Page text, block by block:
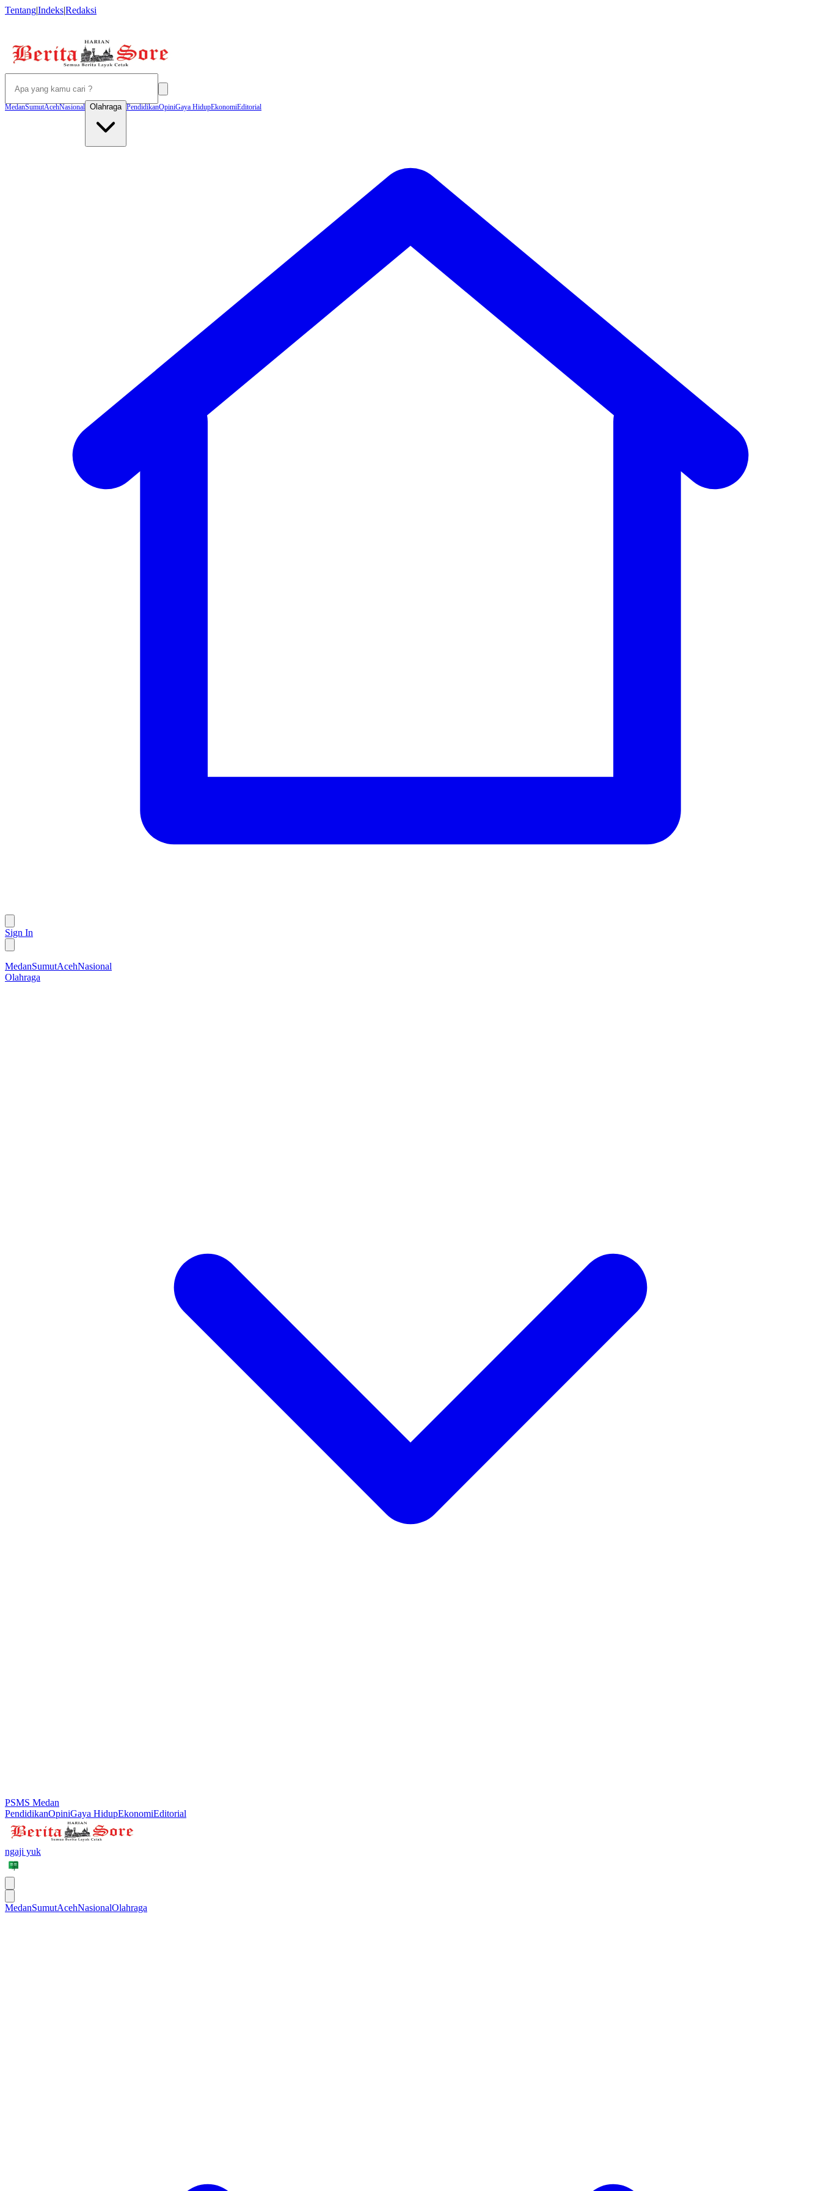
Tentang|Indeks|Redaksi
MedanSumutAcehNasional Olahraga PendidikanOpiniGaya HidupEkonomiEditorial
Sign In
MedanSumutAcehNasional
Olahraga
PSMS Medan
PendidikanOpiniGaya HidupEkonomiEditorial
ngaji yuk
MedanSumutAcehNasionalOlahraga